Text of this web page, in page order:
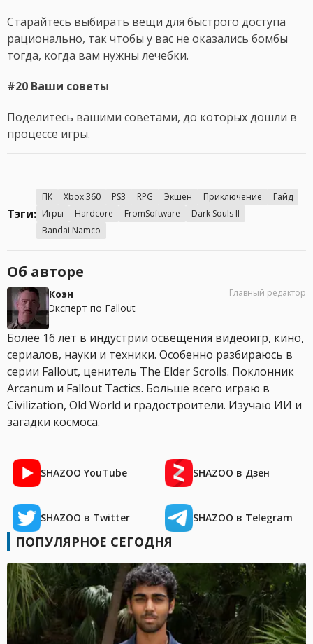
Старайтесь выбирать вещи для быстрого доступа
рационально, так чтобы у вас не оказались бомбы
тогда, когда вам нужны лечебки.
#20 Ваши советы
Поделитесь вашими советами, до которых дошли в
процессе игры.
Тэги:
ПК Xbox 360 PS3 RPG Экшен Приключение
Гайд
Игры
Hardcore FromSoftware
Dark Souls II
Bandai Namco
Об авторе
Коэн
Эксперт по Fallout
Главный редактор
Более 16 лет в индустрии освещения видеоигр, кино,
сериалов, науки и техники. Особенно разбираюсь в
серии Fallout, ценитель The Elder Scrolls. Поклонник
Arcanum и Fallout Tactics. Больше всего играю в
Civilization, Old World и градостроители. Изучаю ИИ и
загадки космоса.
SHAZOO YouTube SHAZOO в Дзен
SHAZOO в Twitter SHAZOO в Telegram
ПОПУЛЯРНОЕ СЕГОДНЯ